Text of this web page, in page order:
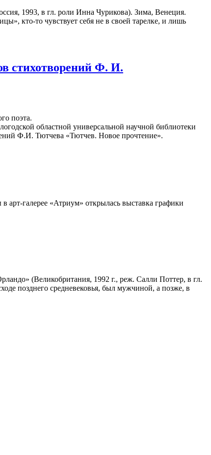
1993, в гл. роли Инна Чурикова). Зима, Венеция.
кто-то чувствует себя не в своей тарелке, и лишь
стихотворений Ф. И.
поэта.
областной универсальной научной библиотеки
Ф.И. Тютчева «Тютчев. Новое прочтение».
арт-галерее «Атриум» открылась выставка графики
(Великобритания, 1992 г., реж. Салли Поттер, в гл.
позднего средневековья, был мужчиной, а позже, в